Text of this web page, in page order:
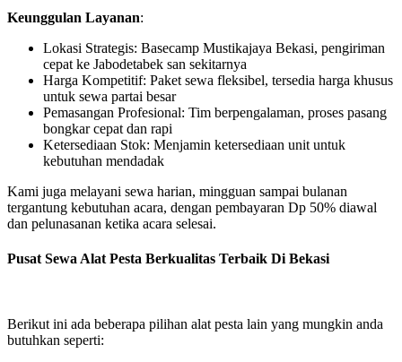
Keunggulan Layanan:
Lokasi Strategis: Basecamp Mustikajaya Bekasi, pengiriman
cepat ke Jabodetabek san sekitarnya
Harga Kompetitif: Paket sewa fleksibel, tersedia harga khusus
untuk sewa partai besar
Pemasangan Profesional: Tim berpengalaman, proses pasang
bongkar cepat dan rapi
Ketersediaan Stok: Menjamin ketersediaan unit untuk
kebutuhan mendadak
Kami juga melayani sewa harian, mingguan sampai bulanan
tergantung kebutuhan acara, dengan pembayaran Dp 50% diawal
dan pelunasanan ketika acara selesai.
Pusat Sewa Alat Pesta Berkualitas Terbaik Di Bekasi
Berikut ini ada beberapa pilihan alat pesta lain yang mungkin anda
butuhkan seperti: